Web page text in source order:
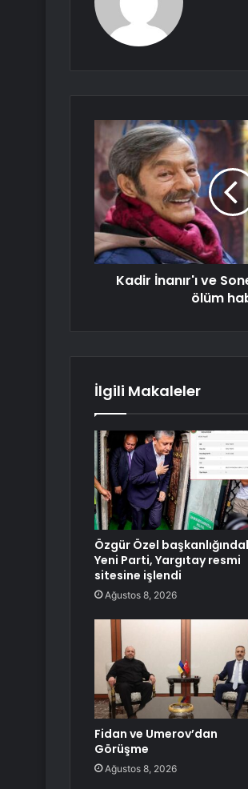
Kadir İnanır'ı ve
ölüm
İlgili Makaleler
Özgür Özel
Yeni Parti, Yargıtay resmi
sitesine işlendi
Ağustos 8, 2026
Fidan ve Umerov’dan
Görüşme
Ağustos 8, 2026